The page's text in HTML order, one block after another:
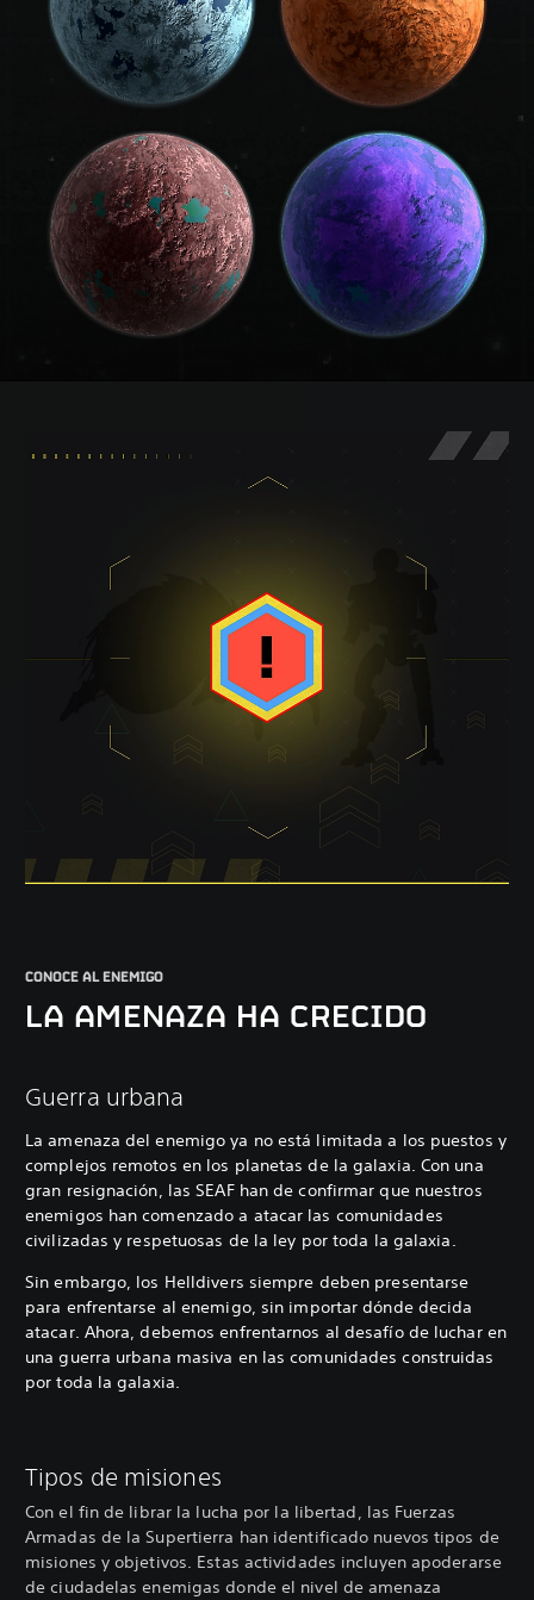
CONOCE AL ENEMIGO
LA AMENAZA HA CRECIDO
Guerra urbana
La amenaza del enemigo ya no está limitada a los puestos y
complejos remotos en los planetas de la galaxia. Con una
gran resignación, las SEAF han de confirmar que nuestros
enemigos han comenzado a atacar las comunidades
civilizadas y respetuosas de la ley por toda la galaxia.
Sin embargo, los Helldivers siempre deben presentarse
para enfrentarse al enemigo, sin importar dónde decida
atacar. Ahora, debemos enfrentarnos al desafío de luchar en
una guerra urbana masiva en las comunidades construidas
por toda la galaxia.
Tipos de misiones
Con el fin de librar la lucha por la libertad, las Fuerzas
Armadas de la Supertierra han identificado nuevos tipos de
misiones y objetivos. Estas actividades incluyen apoderarse
de ciudadelas enemigas donde el nivel de amenaza